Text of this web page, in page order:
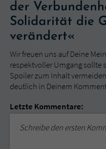
der
Solidarität die
verändert«
Wir freuen uns auf Deine
respektvoller Umgang sollte
Spoiler zum Inhalt
deutlich in Deinem
Letzte Kommentare:
Schreibe den ersten